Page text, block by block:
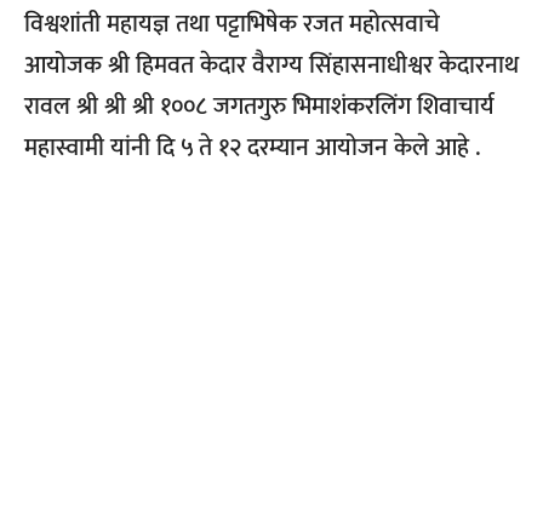
विश्वशांती महायज्ञ तथा पट्टाभिषेक रजत महोत्सवाचे
आयोजक श्री हिमवत केदार वैराग्य सिंहासनाधीश्वर केदारनाथ
रावल श्री श्री श्री १००८ जगतगुरु भिमाशंकरलिंग शिवाचार्य
महास्वामी यांनी दि ५ ते १२ दरम्यान आयोजन केले आहे .